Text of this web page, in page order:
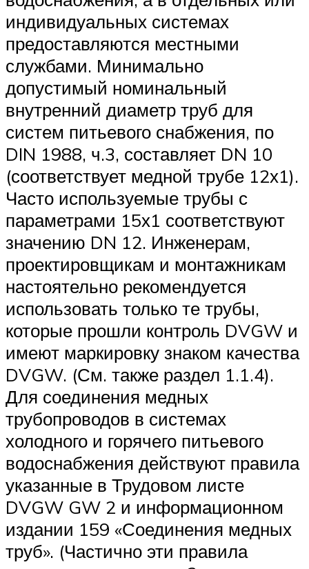
индивидуальных системах
предоставляются местными
службами. Минимально
допустимый номинальный
внутренний диаметр труб для
систем питьевого снабжения, по
DIN 1988, ч.3, составляет DN 10
(соответствует медной трубе 12х1).
Часто используемые трубы с
параметрами 15х1 соответствуют
значению DN 12. Инженерам,
проектировщикам и монтажникам
настоятельно рекомендуется
использовать только те трубы,
которые прошли контроль DVGW и
имеют маркировку знаком качества
DVGW. (См. также раздел 1.1.4).
Для соединения медных
трубопроводов в системах
холодного и горячего питьевого
водоснабжения действуют правила
указанные в Трудовом листе
DVGW GW 2 и информационном
издании 159 «Соединения медных
труб». (Частично эти правила